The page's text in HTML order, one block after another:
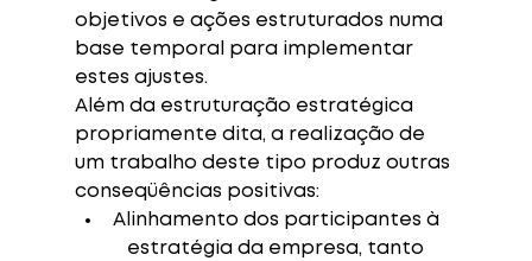
objetivos e ações estruturados numa
base temporal para implementar
estes ajustes.
Além da estruturação estratégica
propriamente dita, a realização de
um trabalho deste tipo produz outras
conseqüências positivas:
Alinhamento dos participantes à
   estratégia da empresa, tanto